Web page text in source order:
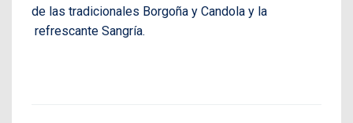
de las tradicionales Borgoña y Candola y la
refrescante Sangría.